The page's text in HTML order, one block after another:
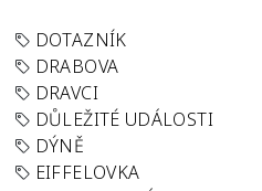
DOTAZNÍK
DRABOVA
DRAVCI
DŮLEŽITÉ UDÁLOSTI
DÝNĚ
EIFFELOVKA